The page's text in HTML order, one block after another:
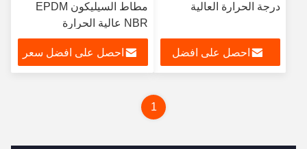
درجة الحرارة العالية
احصل على افضل
مطاط السيليكون EPDM
NBR عالية الحرارة
احصل على افضل سعر
1